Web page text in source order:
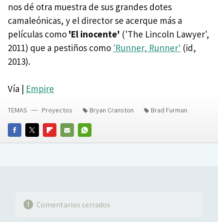
nos dé otra muestra de sus grandes dotes
camaleónicas, y el director se acerque más a
películas como 'El inocente' ('The Lincoln Lawyer',
2011) que a pestiños como 'Runner, Runner' (id,
2013).
Vía | Empire
FACEBOOKTWITTERFLIPBOARD
E-
WHATSAPP
TEMAS Proyectos Bryan Cranston Brad Furman
Comentarios cerrados